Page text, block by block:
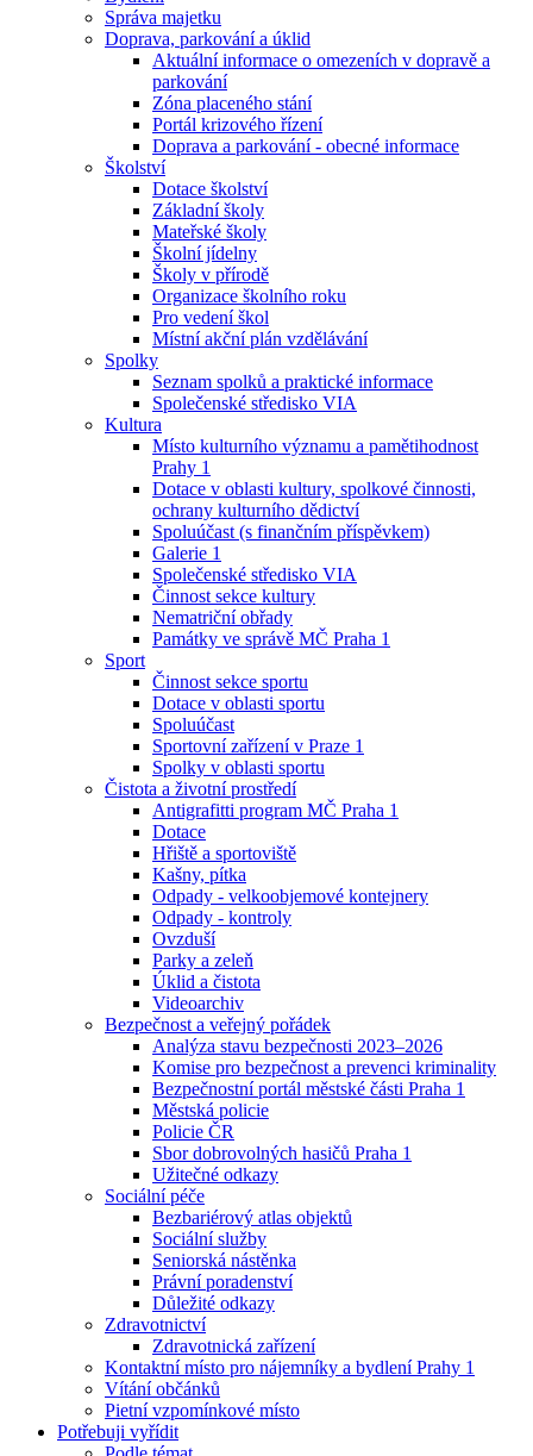
Správa majetku
Doprava, parkování a úklid
Aktuální informace o omezeních v dopravě a
parkování
Zóna placeného stání
Portál krizového řízení
Doprava a parkování - obecné informace
Školství
Dotace školství
Základní školy
Mateřské školy
Školní jídelny
Školy v přírodě
Organizace školního roku
Pro vedení škol
Místní akční plán vzdělávání
Spolky
Seznam spolků a praktické informace
Společenské středisko VIA
Kultura
Místo kulturního významu a pamětihodnost
Prahy 1
Dotace v oblasti kultury, spolkové činnosti,
ochrany kulturního dědictví
Spoluúčast (s finančním příspěvkem)
Galerie 1
Společenské středisko VIA
Činnost sekce kultury
Nematriční obřady
Památky ve správě MČ Praha 1
Sport
Činnost sekce sportu
Dotace v oblasti sportu
Spoluúčast
Sportovní zařízení v Praze 1
Spolky v oblasti sportu
Čistota a životní prostředí
Antigrafitti program MČ Praha 1
Dotace
Hřiště a sportoviště
Kašny, pítka
Odpady - velkoobjemové kontejnery
Odpady - kontroly
Ovzduší
Parky a zeleň
Úklid a čistota
Videoarchiv
Bezpečnost a veřejný pořádek
Analýza stavu bezpečnosti 2023–2026
Komise pro bezpečnost a prevenci kriminality
Bezpečnostní portál městské části Praha 1
Městská policie
Policie ČR
Sbor dobrovolných hasičů Praha 1
Užitečné odkazy
Sociální péče
Bezbariérový atlas objektů
Sociální služby
Seniorská nástěnka
Právní poradenství
Důležité odkazy
Zdravotnictví
Zdravotnická zařízení
Kontaktní místo pro nájemníky a bydlení Prahy 1
Vítání občánků
Pietní vzpomínkové místo
Potřebuji vyřídit